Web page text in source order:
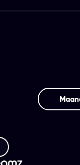
Streamz Premium+